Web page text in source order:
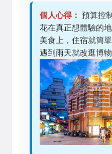
個人心得： 預算控
花在真正想體驗的
美食上，住宿就簡
遇到雨天就改逛博